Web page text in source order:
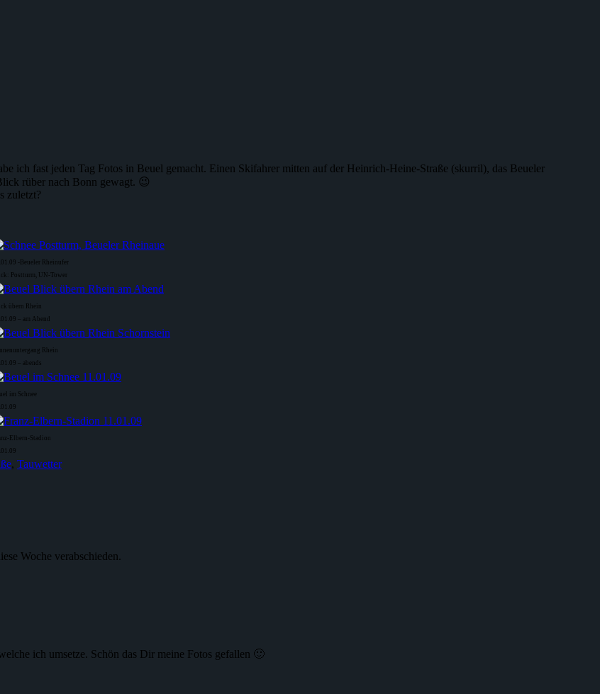
ich fast jeden Tag Fotos in Beuel gemacht. Einen Skifahrer mitten auf der Heinrich-Heine-Straße (skurril), das Beueler
rüber nach Bonn gewagt. 😉
zuletzt?
-Beueler Rheinufer
Postturm, UN-Tower
übern Rhein
– am Abend
Rhein
– abends
im Schnee
Elbern-Stadion
, Tauwetter
Woche verabschieden.
ich umsetze. Schön das Dir meine Fotos gefallen 🙂